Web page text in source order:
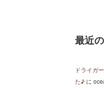
最近
ドライガ
た♪ に